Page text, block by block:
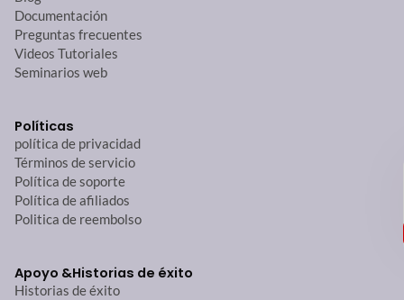
Documentación
Preguntas frecuentes
Videos Tutoriales
Seminarios web
Políticas
política de privacidad
Términos de servicio
Política de soporte
Política de afiliados
Politica de reembolso
Apoyo &Historias de éxito
Historias de éxito